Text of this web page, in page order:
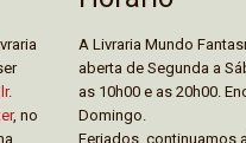
.
, no
A Livraria Mundo
aberta de Segunda a
as 10h00 e as 20h00.
Domingo.
Feriados, continuamos